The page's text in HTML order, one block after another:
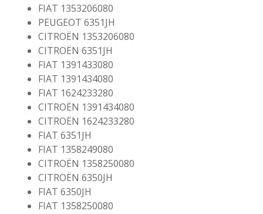
FIAT 1353206080
PEUGEOT 6351JH
CITROËN 1353206080
CITROËN 6351JH
FIAT 1391433080
FIAT 1391434080
FIAT 1624233280
CITROËN 1391434080
CITROËN 1624233280
FIAT 6351JH
FIAT 1358249080
CITROËN 1358250080
CITROËN 6350JH
FIAT 6350JH
FIAT 1358250080